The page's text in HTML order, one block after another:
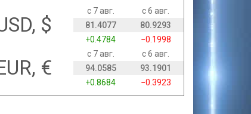
$
с 7 авг.
с 6 авг.
81.4077
80.9293
+0.4784
−0.1998
€
с 7 авг.
с 6 авг.
94.0585
93.1901
+0.8684
−0.3923